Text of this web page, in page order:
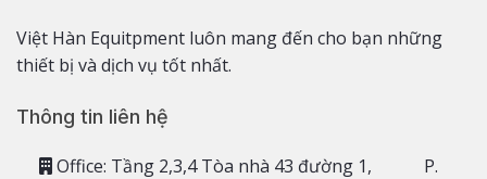
Việt Hàn Equitpment luôn mang đến cho bạn những
thiết bị và dịch vụ tốt nhất.
Thông tin liên hệ
Office: Tầng 2,3,4 Tòa nhà 43 đường 1, P.